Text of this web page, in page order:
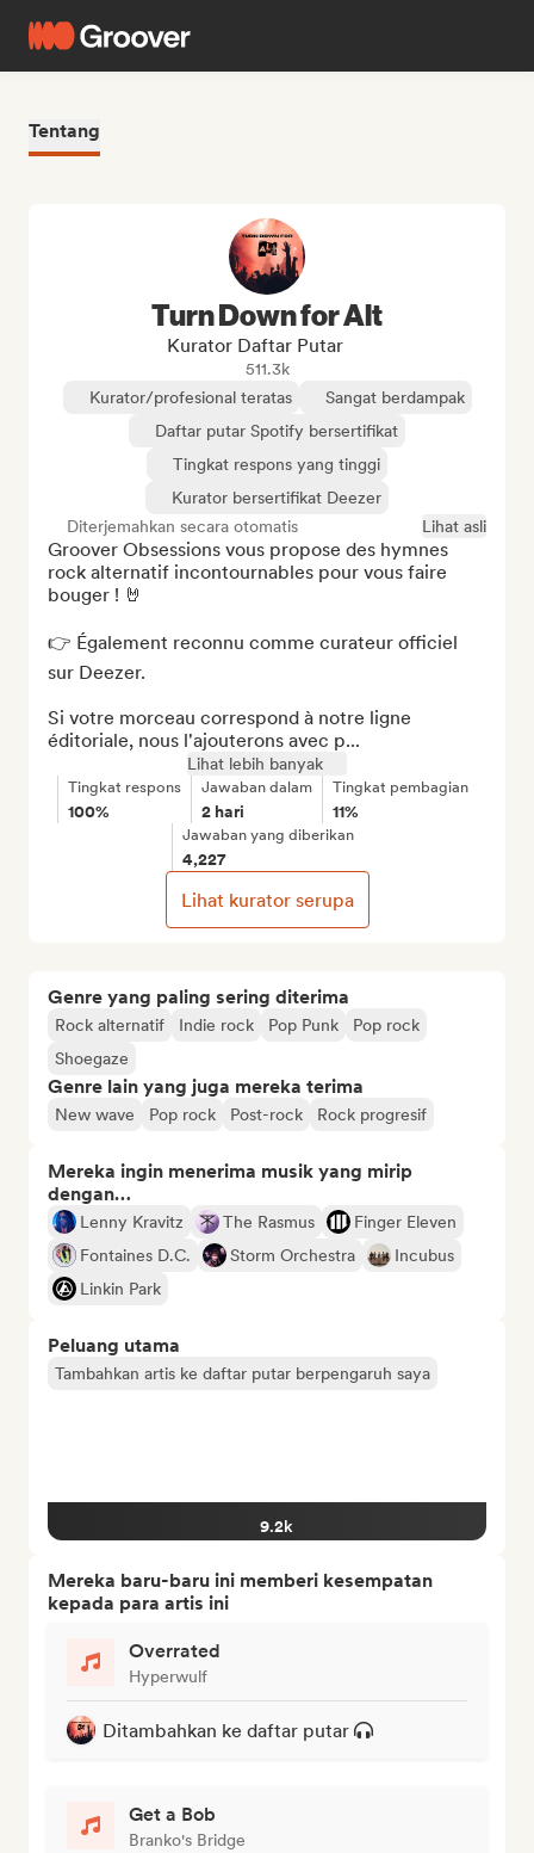
Tentang
Genre yang paling sering diterima
Rock alternatif Indie rock Pop Punk
Pop rock
Shoegaze
Genre lain yang juga mereka terima
New wave Pop rock Post-rock Rock progresif
Mereka ingin menerima musik yang mirip
dengan…
Lenny Kravitz The Rasmus
Finger Eleven
Fontaines D.C.
Storm Orchestra
Incubus
Linkin Park
Peluang utama
Tambahkan artis ke daftar putar berpengaruh saya
9.2k
Mereka baru-baru ini memberi kesempatan
kepada para artis ini
Overrated
Hyperwulf
Ditambahkan ke daftar putar
Get a Bob
Branko's Bridge
Turn Down for Alt
Kurator Daftar Putar
511.3k
Kurator/profesional teratas
Sangat berdampak
Daftar putar Spotify bersertifikat
Tingkat respons yang tinggi
Kurator bersertifikat Deezer
Diterjemahkan secara otomatis
Lihat asli
Groover Obsessions vous propose des hymnes
rock alternatif incontournables pour vous faire
bouger ! 🤘
👉 Également reconnu comme curateur officiel
sur Deezer.
Si votre morceau correspond à notre ligne
éditoriale, nous l'ajouterons avec p...
Lihat lebih banyak
Tingkat respons
100%
Jawaban dalam
2 hari
Tingkat pembagian
11%
Jawaban yang diberikan
4,227
Lihat kurator serupa